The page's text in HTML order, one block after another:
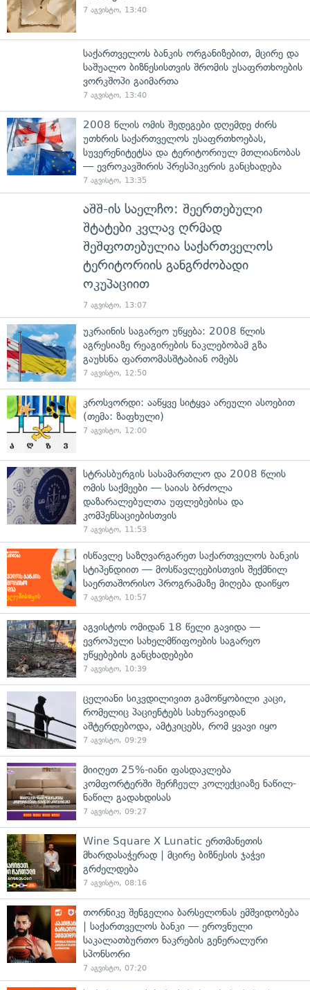
7 აგვისტო, 13:40
საქართველოს ბანკის ორგანიზებით, მცირე და
საშუალო ბიზნესისთვის შრომის უსაფრთხოების
ვორკშოპი გაიმართა
7 აგვისტო, 13:40
2008 წლის ომის შედეგები დღემდე ძირს
უთხრის საქართველოს უსაფრთხოებას,
სუვერენიტეტსა და ტერიტორიულ მთლიანობას
— ევროკავშირის პრესპიკერის განცხადება
7 აგვისტო, 13:35
აშშ-ის საელჩო: შეერთებული
შტატები კვლავ ღრმად
შეშფოთებულია საქართველოს
ტერიტორიის განგრძობადი
ოკუპაციით
7 აგვისტო, 13:07
უკრაინის საგარეო უწყება: 2008 წლის
აგრესიაზე რეაგირების ნაკლებობამ გზა
გაუხსნა ფართომასშტაბიან ომებს
7 აგვისტო, 12:50
კროსვორდი: ააწყვე სიტყვა არეული ასოებით
(თემა: ზაფხული)
7 აგვისტო, 12:00
სტრასბურგის სასამართლო და 2008 წლის
ომის საქმეები — საიას ბრძოლა
დაზარალებულთა უფლებებისა და
კომპენსაციებისთვის
7 აგვისტო, 11:53
ისწავლე საზღვარგარეთ საქართველოს ბანკის
სტიპენდიით — მოსწავლეებისთვის შექმნილ
საერთაშორისო პროგრამაზე მიღება დაიწყო
7 აგვისტო, 10:57
აგვისტოს ომიდან 18 წელი გავიდა —
ევროპული სახელმწიფოების საგარეო
უწყებების განცხადებები
7 აგვისტო, 10:39
ცელიანი სიკვდილივით გამოწყობილი კაცი,
რომელიც პაციენტებს სახურავიდან
აშტერდებოდა, ამტკიცებს, რომ ყვავი იყო
7 აგვისტო, 09:29
მიიღეთ 25%-იანი ფასდაკლება
კომფორტერში შერჩეულ კოლექციაზე ნაწილ-
ნაწილ გადახდისას
7 აგვისტო, 09:27
Wine Square X Lunatic ერთმანეთის
მხარდასაჭერად | მცირე ბიზნესის ჯაჭვი
გრძელდება
7 აგვისტო, 08:16
თორნიკე შენგელია ბარსელონას ემშვიდობება
| საქართველოს ბანკი — ეროვნული
საკალათბურთო ნაკრების გენერალური
სპონსორი
7 აგვისტო, 07:20